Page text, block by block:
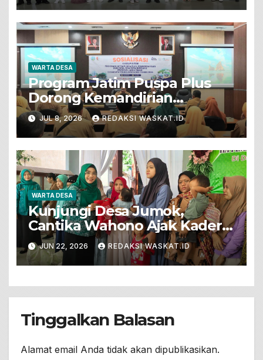
WARTA DESA
Program Jatim Puspa Plus
Dorong Kemandirian
Ekonomi Desa Dengan
Semangat Kolaborasi
JUL 8, 2026 REDAKSI WASKAT.ID
WARTA DESA
Kunjungi Desa Jumok,
Cantika Wahono Ajak Kader
PKK Wujudkan Keluarga
Sehat Berkualitas
JUN 22, 2026 REDAKSI WASKAT.ID
Tinggalkan Balasan
Alamat email Anda tidak akan dipublikasikan.